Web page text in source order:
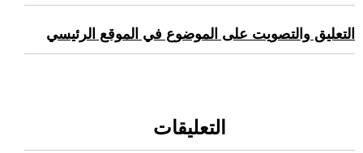
التعليق والتصويت على الموضوع في الموقع الرئيسي
التعليقات